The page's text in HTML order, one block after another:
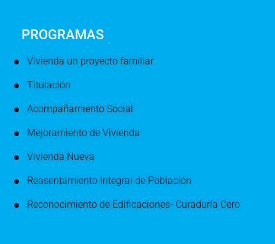
PROGRAMAS
Vivienda un proyecto familiar
Titulación
Acompañamiento Social
Mejoramiento de Vivienda
Vivienda Nueva
Reasentamiento Integral de Población
Reconocimiento de Edificaciones- Curaduría Cero